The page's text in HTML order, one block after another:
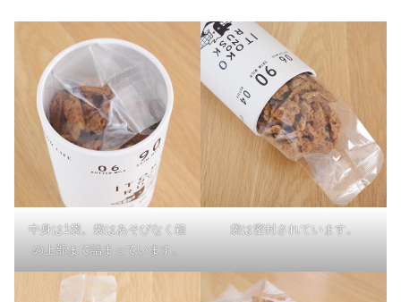
中身は1袋。袋はあそびなく箱
の上部まで詰まっています。
袋は密封されています。